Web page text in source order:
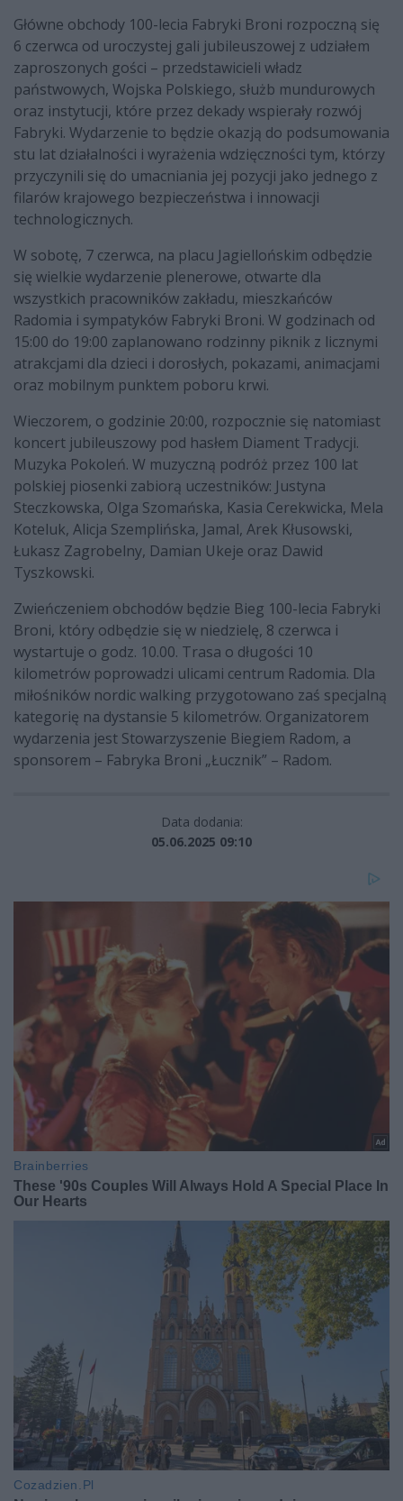
Główne obchody 100-lecia Fabryki Broni rozpoczną się
6 czerwca od uroczystej gali jubileuszowej z udziałem
zaproszonych gości – przedstawicieli władz
państwowych, Wojska Polskiego, służb mundurowych
oraz instytucji, które przez dekady wspierały rozwój
Fabryki. Wydarzenie to będzie okazją do podsumowania
stu lat działalności i wyrażenia wdzięczności tym, którzy
przyczynili się do umacniania jej pozycji jako jednego z
filarów krajowego bezpieczeństwa i innowacji
technologicznych.
W sobotę, 7 czerwca, na placu Jagiellońskim odbędzie
się wielkie wydarzenie plenerowe, otwarte dla
wszystkich pracowników zakładu, mieszkańców
Radomia i sympatyków Fabryki Broni. W godzinach od
15:00 do 19:00 zaplanowano rodzinny piknik z licznymi
atrakcjami dla dzieci i dorosłych, pokazami, animacjami
oraz mobilnym punktem poboru krwi.
Wieczorem, o godzinie 20:00, rozpocznie się natomiast
koncert jubileuszowy pod hasłem Diament Tradycji.
Muzyka Pokoleń. W muzyczną podróż przez 100 lat
polskiej piosenki zabiorą uczestników: Justyna
Steczkowska, Olga Szomańska, Kasia Cerekwicka, Mela
Koteluk, Alicja Szemplińska, Jamal, Arek Kłusowski,
Łukasz Zagrobelny, Damian Ukeje oraz Dawid
Tyszkowski.
Zwieńczeniem obchodów będzie Bieg 100-lecia Fabryki
Broni, który odbędzie się w niedzielę, 8 czerwca i
wystartuje o godz. 10.00. Trasa o długości 10
kilometrów poprowadzi ulicami centrum Radomia. Dla
miłośników nordic walking przygotowano zaś specjalną
kategorię na dystansie 5 kilometrów. Organizatorem
wydarzenia jest Stowarzyszenie Biegiem Radom, a
sponsorem – Fabryka Broni „Łucznik” – Radom.
Data dodania:
05.06.2025 09:10